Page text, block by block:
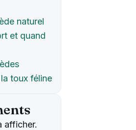
naturel
et quand
toux féline
afficher.